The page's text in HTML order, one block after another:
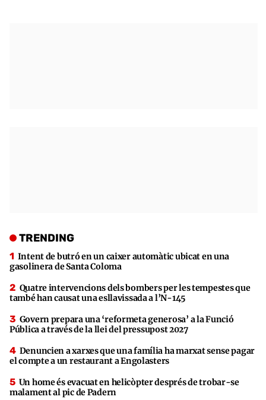
TRENDING
Intent de butró en un caixer automàtic ubicat en una
gasolinera de Santa Coloma
Quatre intervencions dels bombers per les tempestes que
també han causat una esllavissada a l’N-145
Govern prepara una ‘reformeta generosa’ a la Funció
Pública a través de la llei del pressupost 2027
Denuncien a xarxes que una família ha marxat sense pagar
el compte a un restaurant a Engolasters
Un home és evacuat en helicòpter després de trobar-se
malament al pic de Padern